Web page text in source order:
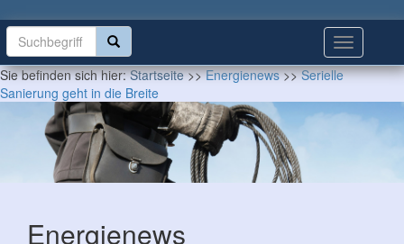
Sie befinden sich hier:Startseite>>Energienews>>Serielle
Sanierung geht in die Breite
Energienews